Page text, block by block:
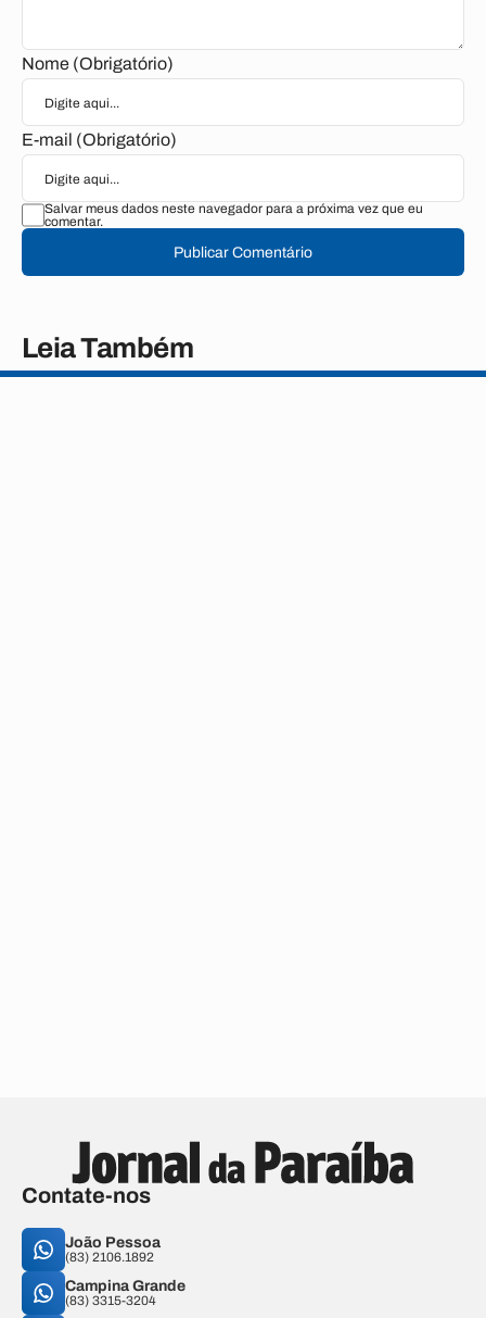
Nome (Obrigatório)
E-mail (Obrigatório)
Salvar meus dados neste navegador para a próxima vez que eu
comentar.
Publicar Comentário
Leia Também
Contate-nos
João Pessoa
(83) 2106.1892
Campina Grande
(83) 3315-3204